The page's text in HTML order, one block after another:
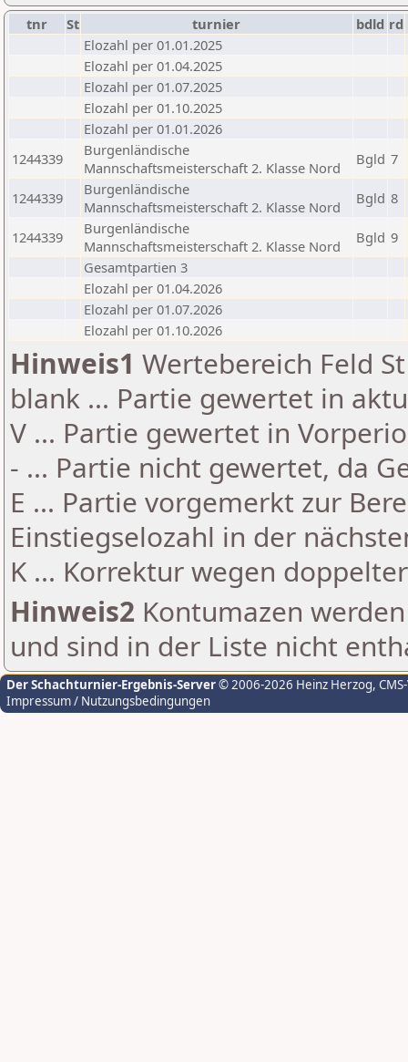
tnr St turnier bdld rd
Elozahl per 01.01.2025
Elozahl per 01.04.2025
Elozahl per 01.07.2025
Elozahl per 01.10.2025
Elozahl per 01.01.2026
1244339
Burgenländische
Mannschaftsmeisterschaft 2. Klasse Nord
Bgld 7
1244339
Burgenländische
Mannschaftsmeisterschaft 2. Klasse Nord
Bgld 8
1244339
Burgenländische
Mannschaftsmeisterschaft 2. Klasse Nord
Bgld 9
Gesamtpartien 3
Elozahl per 01.04.2026
Elozahl per 01.07.2026
Elozahl per 01.10.2026
Hinweis1 Wertebereich Feld
blank ... Partie gewertet in
V ... Partie gewertet in
- ... Partie nicht gewertet, da
E ... Partie vorgemerkt zur
Einstiegselozahl in der
K ... Korrektur wegen
Hinweis2 Kontumazen
und sind in der Liste nicht
Der Schachturnier-Ergebnis-Server© 2006-2026 Heinz Herzog,
Impressum / Nutzungsbedingungen